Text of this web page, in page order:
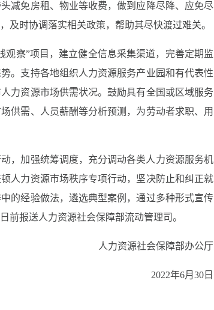
减免房租、物业等收费，做到应降尽降、应免尽
及时协调落实相关政策，帮助其尽快渡过难关。
察”项目，建立健全信息采集渠道，完善定期监
。支持各地组织人力资源服务产业园和有代表性
力资源市场供需状况。鼓励具有全国或区域服务
供需、人员薪酬等分析预测，为劳动者求职、用
，加强统筹调度，充分调动各类人力资源服务机
人力资源市场秩序专项行动，坚决防止和纠正就
的经验做法，遴选典型案例，通过多种形式宣传
前报送人力资源社会保障部流动管理司。
人力资源社会保障部办公厅
2022年6月30日